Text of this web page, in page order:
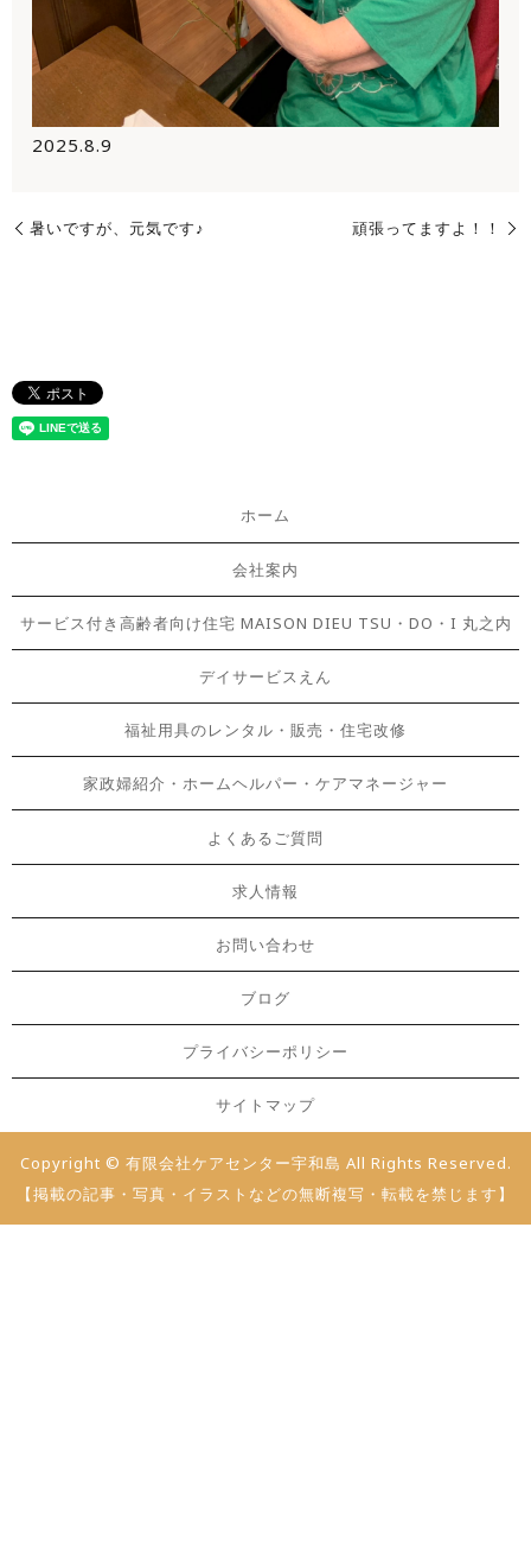
2025.8.9
暑いですが、元気です♪ 頑張ってますよ！！
ホーム
会社案内
サービス付き高齢者向け住宅 MAISON DIEU TSU・DO・I 丸之内
デイサービスえん
福祉用具のレンタル・販売・住宅改修
家政婦紹介・ホームヘルパー・ケアマネージャー
よくあるご質問
求人情報
お問い合わせ
ブログ
プライバシーポリシー
サイトマップ
Copyright © 有限会社ケアセンター宇和島 All Rights Reserved.
【掲載の記事・写真・イラストなどの無断複写・転載を禁じます】